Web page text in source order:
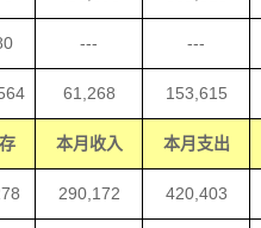
--- ---
61,268 153,615
本月收入 本月支出
290, 172 420, 403